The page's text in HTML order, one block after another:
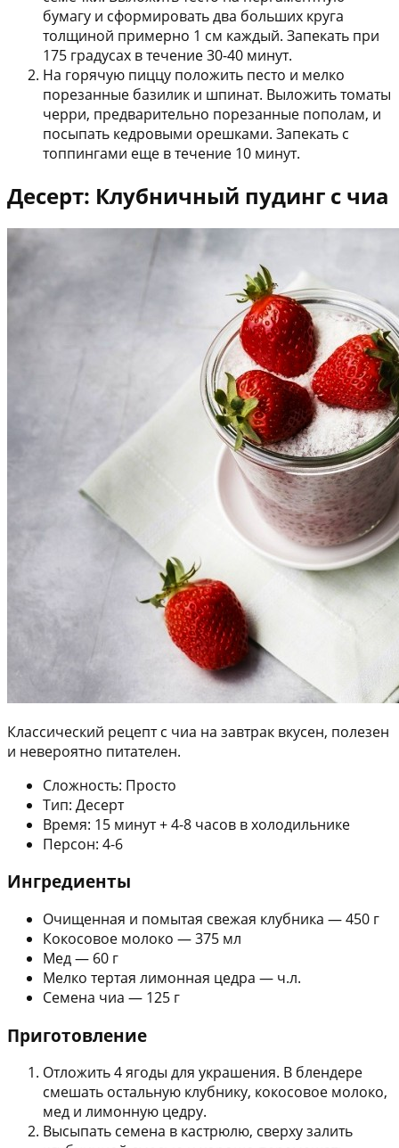
бумагу и сформировать два больших круга
толщиной примерно 1 см каждый. Запекать при
175 градусах в течение 30-40 минут.
На горячую пиццу положить песто и мелко
порезанные базилик и шпинат. Выложить томаты
черри, предварительно порезанные пополам, и
посыпать кедровыми орешками. Запекать с
топпингами еще в течение 10 минут.
Десерт: Клубничный пудинг с чиа
Классический рецепт с чиа на завтрак вкусен, полезен
и невероятно питателен.
Сложность: Просто
Тип: Десерт
Время: 15 минут + 4-8 часов в холодильнике
Персон: 4-6
Ингредиенты
Очищенная и помытая свежая клубника — 450 г
Кокосовое молоко — 375 мл
Мед — 60 г
Мелко тертая лимонная цедра — ч.л.
Семена чиа — 125 г
Приготовление
Отложить 4 ягоды для украшения. В блендере
смешать остальную клубнику, кокосовое молоко,
мед и лимонную цедру.
Высыпать семена в кастрюлю, сверху залить